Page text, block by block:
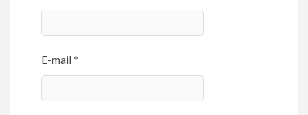
E-mail *